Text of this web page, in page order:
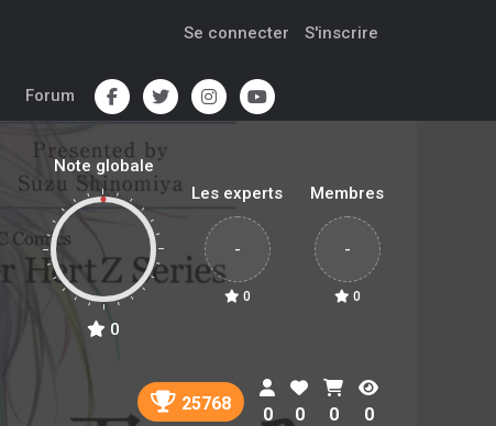
Se connecter S'inscrire
Forum
Note globale
0
Les experts
-
0
Membres
-
0
25768
0 0 0 0